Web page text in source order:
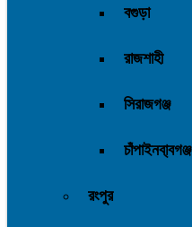
বগুড়া
রাজশাহী
সিরাজগঞ্জ
চাঁপাইনবা্বগঞ্জ
রংপুর